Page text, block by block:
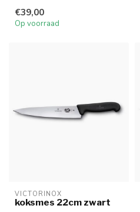
snijd...
€39,00
Op voorraad
VICTORINOX
koksmes 22cm zwart